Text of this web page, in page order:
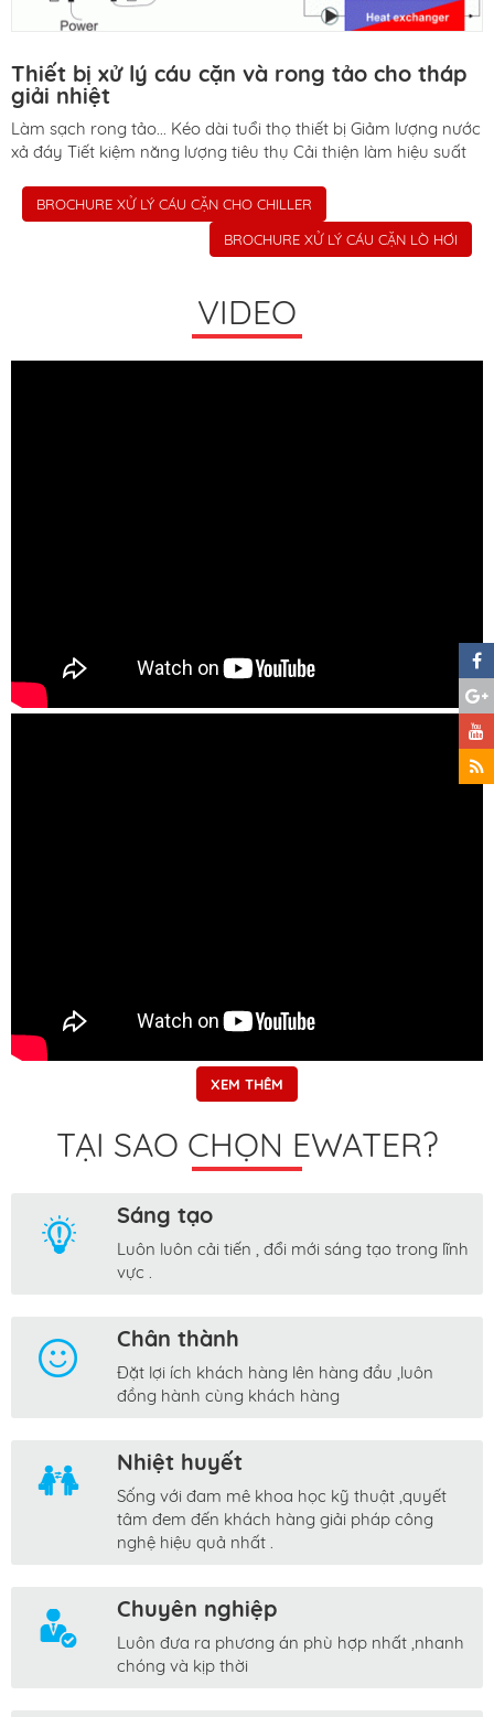
Thiết bị xử lý cáu cặn và rong tảo cho tháp
giải nhiệt
Làm sạch rong tảo... Kéo dài tuổi thọ thiết bị Giảm lượng nước
xả đáy Tiết kiệm năng lượng tiêu thụ Cải thiện làm hiệu suất
BROCHURE XỬ LÝ CÁU CẶN CHO CHILLER
BROCHURE XỬ LÝ CÁU CẶN LÒ HƠI
VIDEO
XEM THÊM
TẠI SAO CHỌN EWATER?
Sáng tạo
Luôn luôn cải tiến , đổi mới sáng tạo trong lĩnh
vực .
Chân thành
Đặt lợi ích khách hàng lên hàng đầu ,luôn
đồng hành cùng khách hàng
Nhiệt huyết
Sống với đam mê khoa học kỹ thuật ,quyết
tâm đem đến khách hàng giải pháp công
nghệ hiệu quả nhất .
Chuyên nghiệp
Luôn đưa ra phương án phù hợp nhất ,nhanh
chóng và kịp thời